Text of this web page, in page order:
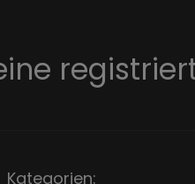
Kategorien: